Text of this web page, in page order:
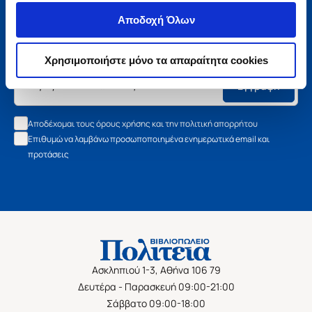
Αποδοχή Όλων
Χρησιμοποιήστε μόνο τα απαραίτητα cookies
Μάθετε τα νέα της Πολιτείας
Εγγραφείτε στο newsletter μας και μάθετε πρώτοι όλα τα
νέα βιβλία, τις εξαιρετικές τιμές και τις εκδηλώσεις μας.
Εγγραφή
Αποδέχομαι τους όρους χρήσης και την πολιτική απορρήτου
Επιθυμώ να λαμβάνω προσωποποιημένα ενημερωτικά email και
προτάσεις
Ασκληπιού 1-3, Αθήνα 106 79
Δευτέρα - Παρασκευή 09:00-21:00
Σάββατο 09:00-18:00